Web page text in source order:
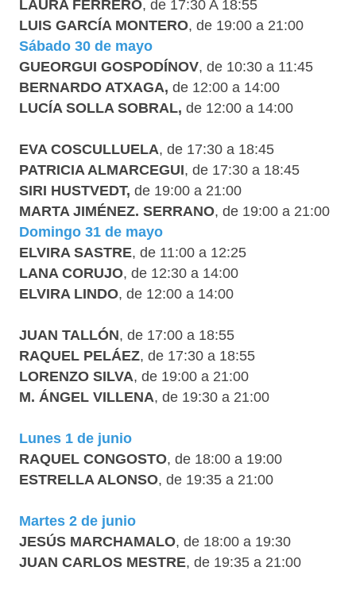
LAURA FERRERO, de 17:30 A 18:55
LUIS GARCÍA MONTERO, de 19:00 a 21:00
Sábado 30 de mayo
GUEORGUI GOSPODÍNOV, de 10:30 a 11:45
BERNARDO ATXAGA, de 12:00 a 14:00
LUCÍA SOLLA SOBRAL, de 12:00 a 14:00
EVA COSCULLUELA, de 17:30 a 18:45
PATRICIA ALMARCEGUI, de 17:30 a 18:45
SIRI HUSTVEDT, de 19:00 a 21:00
MARTA JIMÉNEZ. SERRANO, de 19:00 a 21:00
Domingo 31 de mayo
ELVIRA SASTRE, de 11:00 a 12:25
LANA CORUJO, de 12:30 a 14:00
ELVIRA LINDO, de 12:00 a 14:00
JUAN TALLÓN, de 17:00 a 18:55
RAQUEL PELÁEZ, de 17:30 a 18:55
LORENZO SILVA, de 19:00 a 21:00
M. ÁNGEL VILLENA, de 19:30 a 21:00
Lunes 1 de junio
RAQUEL CONGOSTO, de 18:00 a 19:00
ESTRELLA ALONSO, de 19:35 a 21:00
Martes 2 de junio
JESÚS MARCHAMALO, de 18:00 a 19:30
JUAN CARLOS MESTRE, de 19:35 a 21:00